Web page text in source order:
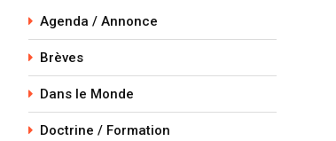
Agenda / Annonce
Brèves
Dans le Monde
Doctrine / Formation